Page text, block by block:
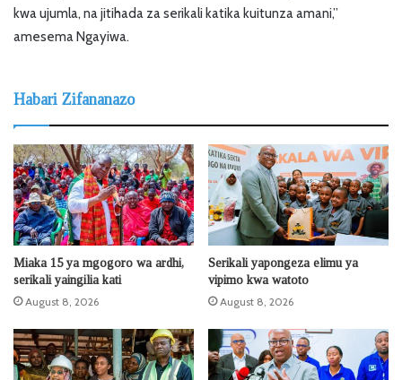
kwa ujumla, na jitihada za serikali katika kuitunza amani,”
amesema Ngayiwa.
Habari Zifananazo
Miaka 15 ya mgogoro wa ardhi,
serikali yaingilia kati
August 8, 2026
Serikali yapongeza elimu ya
vipimo kwa watoto
August 8, 2026